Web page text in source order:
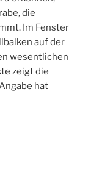
die
Im Fenster
auf der
wesentlichen
zeigt die
hat